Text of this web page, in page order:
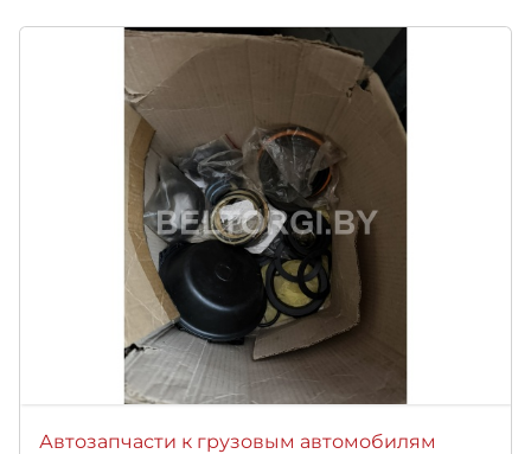
Автозапчасти к грузовым автомобилям